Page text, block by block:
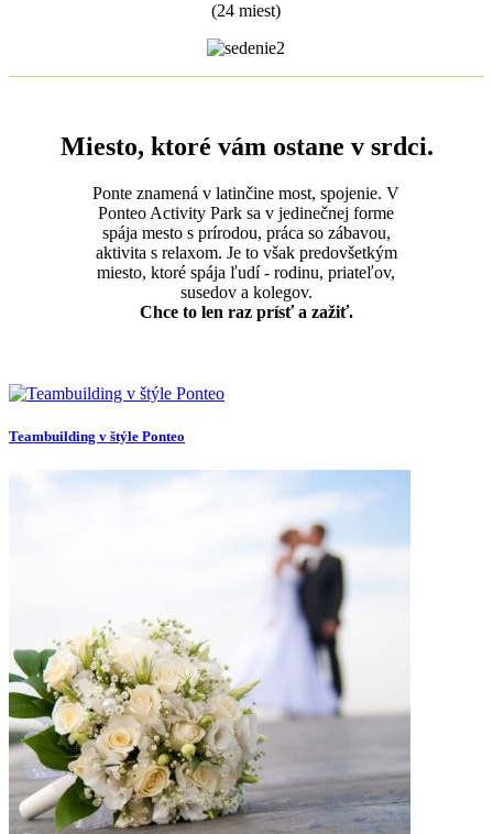
(24 miest)
Miesto, ktoré vám ostane v srdci.
Ponte znamená v latinčine most, spojenie. V
Ponteo Activity Park sa v jedinečnej forme
spája mesto s prírodou, práca so zábavou,
aktivita s relaxom. Je to však predovšetkým
miesto, ktoré spája ľudí - rodinu, priateľov,
susedov a kolegov.
Chce to len raz prísť a zažiť.
Teambuilding v štýle Ponteo